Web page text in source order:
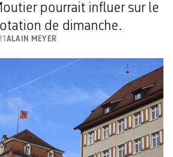
pourrait influer sur le
de dimanche.
ALAIN MEYER